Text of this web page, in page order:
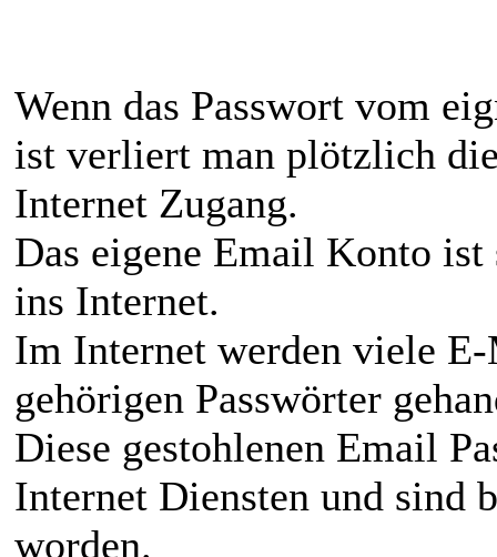
Wenn das Passwort vom
ist verliert man plötzlich
Internet Zugang.
Das eigene Email Konto ist
ins Internet.
Im Internet werden viele
gehörigen Passwörter
Diese gestohlenen Email
Internet Diensten und sind
worden.